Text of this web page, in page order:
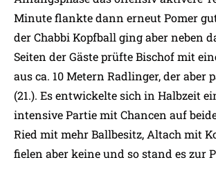
Minute flankte dann erneut Pomer
der Chabbi Kopfball ging aber neben
Seiten der Gäste prüfte Bischof mit
aus ca. 10 Metern Radlinger, der aber
(21.). Es entwickelte sich in Halbzeit
intensive Partie mit Chancen auf
Ried mit mehr Ballbesitz, Altach mit
fielen aber keine und so stand es zur